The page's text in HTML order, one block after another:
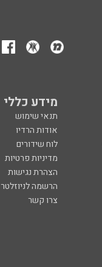
מידע כללי
תנאי שימוש
אודות הרדיו
לוח שידורים
מדיניות פרטיות
הצהרת נגישות
הרשמה לניוזלטר
צרו קשר